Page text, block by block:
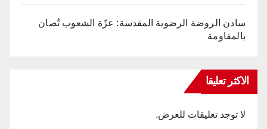
سادن الروضة الرضوية المقدسة: عزّة الشعوب تُصان
بالمقاومة
الاكثر تعليقا
لا توجد تعليقات للعرض.